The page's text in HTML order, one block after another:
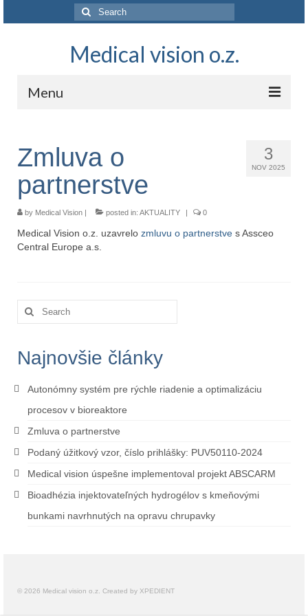
Search
for:
Medical vision o.z.
Menu
NAŠA VÍZIA
AKTUALITY
VEDA A VÝSKUM
KONTAKT
3
NOV 2025
Zmluva o
partnerstve
by Medical Vision | posted in: AKTUALITY | 0
Medical Vision o.z. uzavrelo zmluvu o partnerstve s Assceo
Central Europe a.s.
Search
for:
Najnovšie články
Autonómny systém pre rýchle riadenie a optimalizáciu
procesov v bioreaktore
Zmluva o partnerstve
Podaný úžitkový vzor, číslo prihlášky: PUV50110-2024
Medical vision úspešne implementoval projekt ABSCARM
Bioadhézia injektovateľných hydrogélov s kmeňovými
bunkami navrhnutých na opravu chrupavky
© 2026 Medical vision o.z. Created by XPEDIENT